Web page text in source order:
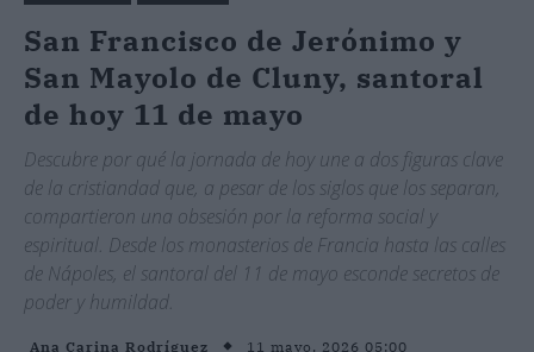
San Francisco de Jerónimo y
San Mayolo de Cluny, santoral
de hoy 11 de mayo
Descubre por qué la jornada de hoy une a dos figuras clave
de la cristiandad que, a pesar de los siglos que los separan,
compartieron una obsesión por la reforma social y
espiritual. Desde los monasterios de Francia hasta las calles
de Nápoles, el santoral del 11 de mayo esconde secretos de
poder y humildad.
Ana Carina Rodríguez 11 mayo, 2026 05:00